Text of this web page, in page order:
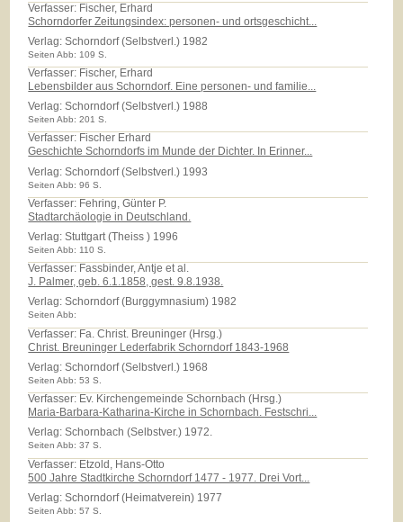
Verfasser: Fischer, Erhard
Schorndorfer Zeitungsindex: personen- und ortsgeschicht...
Verlag:Schorndorf (Selbstverl.) 1982
Seiten Abb: 109 S.
Verfasser: Fischer, Erhard
Lebensbilder aus Schorndorf. Eine personen- und familie...
Verlag:Schorndorf (Selbstverl.) 1988
Seiten Abb: 201 S.
Verfasser: Fischer Erhard
Geschichte Schorndorfs im Munde der Dichter. In Erinner...
Verlag:Schorndorf (Selbstverl.) 1993
Seiten Abb: 96 S.
Verfasser: Fehring, Günter P.
Stadtarchäologie in Deutschland.
Verlag:Stuttgart (Theiss ) 1996
Seiten Abb: 110 S.
Verfasser: Fassbinder, Antje et al.
J. Palmer, geb. 6.1.1858, gest. 9.8.1938.
Verlag:Schorndorf (Burggymnasium) 1982
Seiten Abb:
Verfasser: Fa. Christ. Breuninger (Hrsg.)
Christ. Breuninger Lederfabrik Schorndorf 1843-1968
Verlag:Schorndorf (Selbstverl.) 1968
Seiten Abb: 53 S.
Verfasser: Ev. Kirchengemeinde Schornbach (Hrsg.)
Maria-Barbara-Katharina-Kirche in Schornbach. Festschri...
Verlag:Schornbach (Selbstver.) 1972.
Seiten Abb: 37 S.
Verfasser: Etzold, Hans-Otto
500 Jahre Stadtkirche Schorndorf 1477 - 1977. Drei Vort...
Verlag:Schorndorf (Heimatverein) 1977
Seiten Abb: 57 S.